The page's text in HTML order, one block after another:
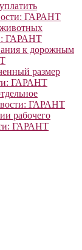
ГАРАНТ
ГАРАНТ
к дорожным
размер
ГАРАНТ
ГАРАНТ
рабочего
ГАРАНТ